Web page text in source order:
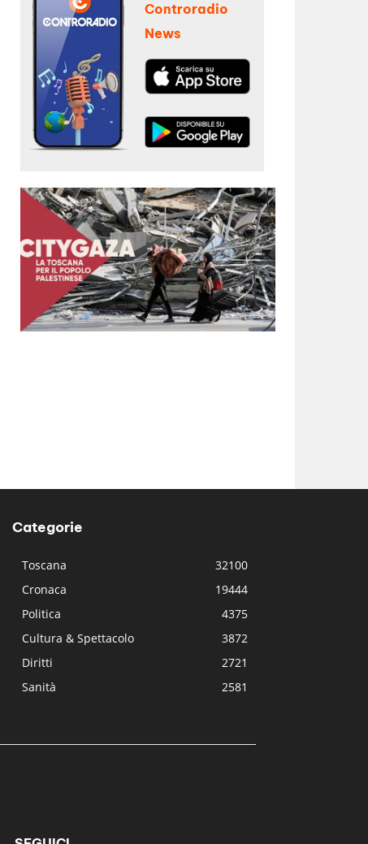
Controradio
News
Categorie
Toscana
32100
Cronaca
19444
Politica
4375
Cultura & Spettacolo
3872
Diritti
2721
Sanità
2581